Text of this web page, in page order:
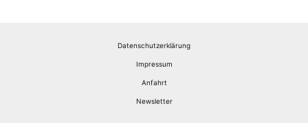
Datenschutzerklärung
Impressum
Anfahrt
Newsletter